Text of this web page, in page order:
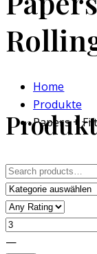
Home
Produkte
Papers +
Search
for:
—